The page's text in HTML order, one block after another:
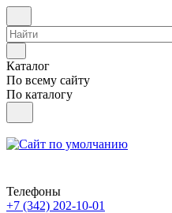
Каталог
По всему сайту
По каталогу
Телефоны
+7 (342) 202-10-01